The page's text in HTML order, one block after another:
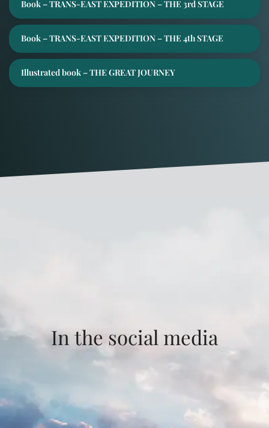
Book – TRANS-EAST EXPEDITION – THE 3rd STAGE
Book – TRANS-EAST EXPEDITION – THE 4th STAGE
Illustrated book – THE GREAT JOURNEY
In the social media